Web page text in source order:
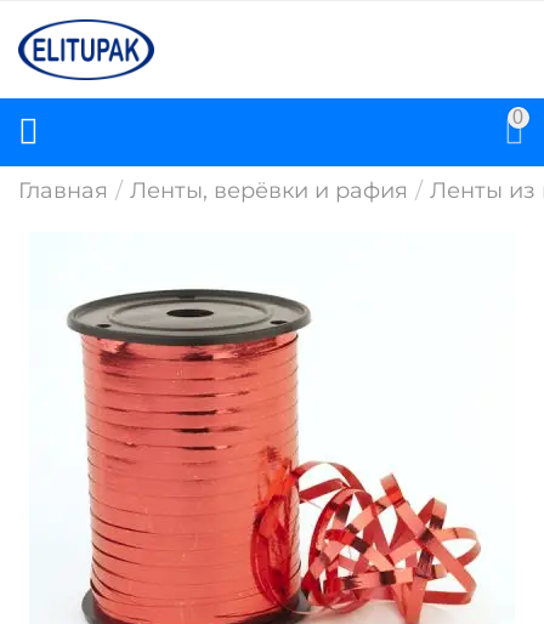
0
Главная / Ленты, верёвки и рафия / Ленты из